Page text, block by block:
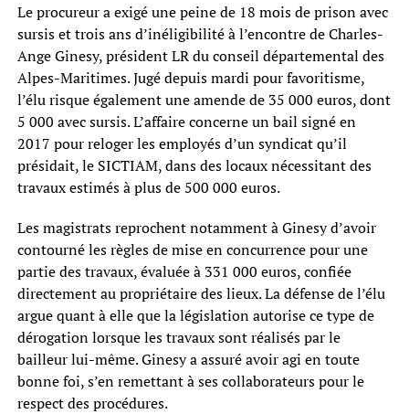
Le procureur a exigé une peine de 18 mois de prison avec
sursis et trois ans d’inéligibilité à l’encontre de Charles-
Ange Ginesy, président LR du conseil départemental des
Alpes-Maritimes. Jugé depuis mardi pour favoritisme,
l’élu risque également une amende de 35 000 euros, dont
5 000 avec sursis. L’affaire concerne un bail signé en
2017 pour reloger les employés d’un syndicat qu’il
présidait, le SICTIAM, dans des locaux nécessitant des
travaux estimés à plus de 500 000 euros.
Les magistrats reprochent notamment à Ginesy d’avoir
contourné les règles de mise en concurrence pour une
partie des travaux, évaluée à 331 000 euros, confiée
directement au propriétaire des lieux. La défense de l’élu
argue quant à elle que la législation autorise ce type de
dérogation lorsque les travaux sont réalisés par le
bailleur lui-même. Ginesy a assuré avoir agi en toute
bonne foi, s’en remettant à ses collaborateurs pour le
respect des procédures.